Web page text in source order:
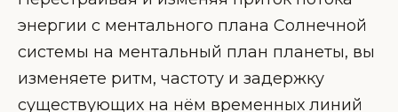
энергии с ментального плана Солнечной
системы на ментальный план планеты, вы
изменяете ритм, частоту и задержку
существующих на нём временных линий